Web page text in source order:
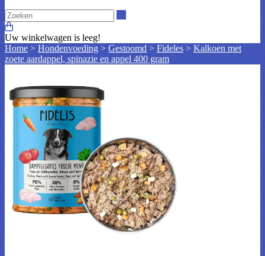
Uw winkelwagen is leeg!
Home > Hondenvoeding > Gestoomd > Fideles > Kalkoen met
zoete aardappel, spinazie en appel 400 gram